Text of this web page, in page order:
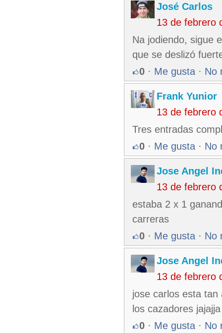
José Carlos
13 de febrero
Na jodiendo, sigue
que se deslizó
0 · Me gusta · No
Frank Yunior
13 de febrero
Tres entradas
0 · Me gusta · No
Jose Angel
13 de febrero
estaba 2 x 1
carreras
0 · Me gusta · No
Jose Angel
13 de febrero
jose carlos esta
los cazadores jajajja
0 · Me gusta · No